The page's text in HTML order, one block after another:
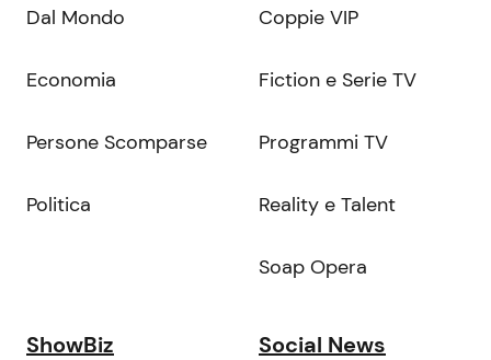
Dal Mondo
Economia
Persone Scomparse
Politica
Coppie VIP
Fiction e Serie TV
Programmi TV
Reality e Talent
Soap Opera
ShowBiz Social News